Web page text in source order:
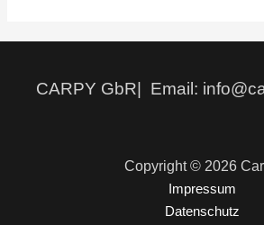
CARPY GbR| Email:
Copyright © 2026
Impressum
Datenschutz